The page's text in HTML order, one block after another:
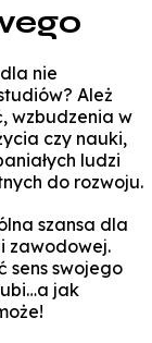
nie
Ależ
wzbudzenia w
czy nauki,
ludzi
do rozwoju.
szansa dla
zawodowej.
sens swojego
jak